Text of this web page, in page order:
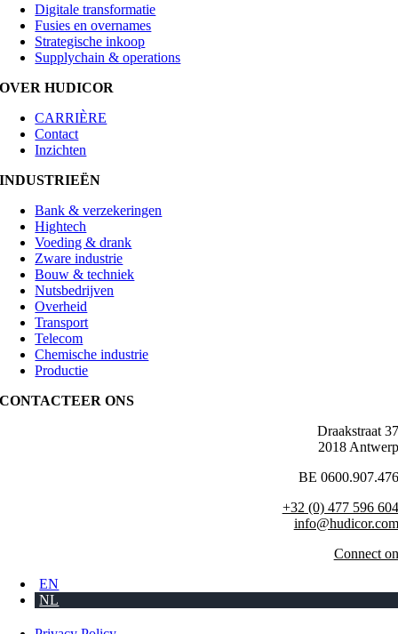
Digitale transformatie
Fusies en overnames
Strategische inkoop
Supplychain & operations
OVER HUDICOR
CARRIÈRE
Contact
Inzichten
INDUSTRIEËN
Bank & verzekeringen
Hightech
Voeding & drank
Zware industrie
Bouw & techniek
Nutsbedrijven
Overheid
Transport
Telecom
Chemische industrie
Productie
CONTACTEER ONS
Draakstraat 37
2018 Antwerp
BE 0600.907.476
+32 (0) 477 596 604
info@hudicor.com
Connect on
EN
NL